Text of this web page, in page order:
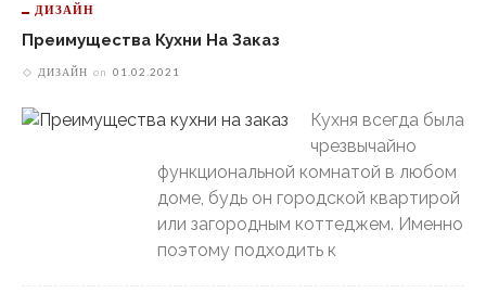
ДИЗАЙН
Преимущества Кухни На Заказ
ДИЗАЙН on 01.02.2021
Кухня всегда была
чрезвычайно
функциональной комнатой в любом
доме, будь он городской квартирой
или загородным коттеджем. Именно
поэтому подходить к